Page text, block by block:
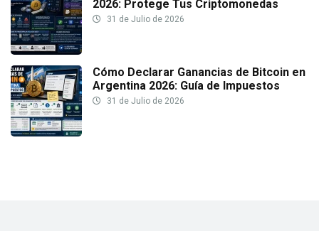
2026: Protege Tus Criptomonedas
31 de Julio de 2026
Cómo Declarar Ganancias de Bitcoin en
Argentina 2026: Guía de Impuestos
31 de Julio de 2026